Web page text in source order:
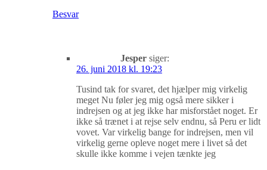
Besvar
Jesper siger:
26. juni 2018 kl. 19:23
Tusind tak for svaret, det hjælper mig virkelig
meget Nu føler jeg mig også mere sikker i
indrejsen og at jeg ikke har misforstået noget. Er
ikke så trænet i at rejse selv endnu, så Peru er lidt
vovet. Var virkelig bange for indrejsen, men vil
virkelig gerne opleve noget mere i livet så det
skulle ikke komme i vejen tænkte jeg